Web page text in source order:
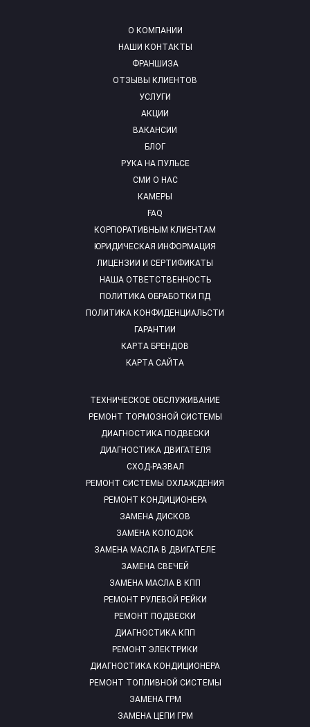
О КОМПАНИИ
НАШИ КОНТАКТЫ
ФРАНШИЗА
ОТЗЫВЫ КЛИЕНТОВ
УСЛУГИ
АКЦИИ
ВАКАНСИИ
БЛОГ
РУКА НА ПУЛЬСЕ
СМИ О НАС
КАМЕРЫ
FAQ
ТЕХНИЧЕСКОЕ ОБСЛУЖИВАНИЕ
РЕМОНТ ТОРМОЗНОЙ СИСТЕМЫ
ДИАГНОСТИКА ПОДВЕСКИ
ДИАГНОСТИКА ДВИГАТЕЛЯ
СХОД-РАЗВАЛ
РЕМОНТ СИСТЕМЫ ОХЛАЖДЕНИЯ
РЕМОНТ КОНДИЦИОНЕРА
ЗАМЕНА ДИСКОВ
ЗАМЕНА КОЛОДОК
ЗАМЕНА МАСЛА В ДВИГАТЕЛЕ
ЗАМЕНА СВЕЧЕЙ
ЗАМЕНА МАСЛА В КПП
РЕМОНТ РУЛЕВОЙ РЕЙКИ
РЕМОНТ ПОДВЕСКИ
ДИАГНОСТИКА КПП
РЕМОНТ ЭЛЕКТРИКИ
ДИАГНОСТИКА КОНДИЦИОНЕРА
РЕМОНТ ТОПЛИВНОЙ СИСТЕМЫ
ЗАМЕНА ГРМ
ЗАМЕНА ЦЕПИ ГРМ
КОРПОРАТИВНЫМ КЛИЕНТАМ
ЮРИДИЧЕСКАЯ ИНФОРМАЦИЯ
ЛИЦЕНЗИИ И СЕРТИФИКАТЫ
НАША ОТВЕТСТВЕННОСТЬ
ПОЛИТИКА ОБРАБОТКИ ПД
ПОЛИТИКА КОНФИДЕНЦИАЛЬСТИ
ГАРАНТИИ
КАРТА БРЕНДОВ
КАРТА САЙТА